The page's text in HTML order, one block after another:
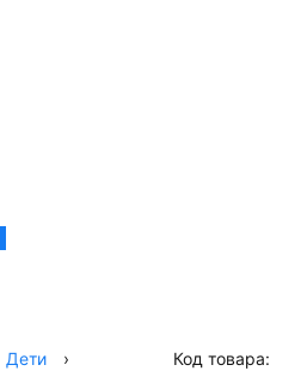
Дети
›
Код товара: